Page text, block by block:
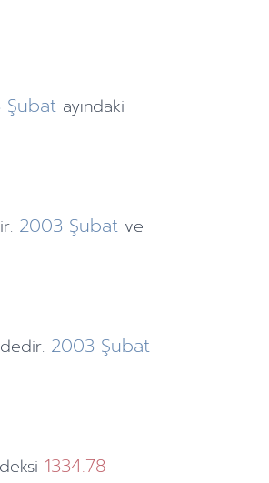
Şubat ayındaki
2003 Şubat ve
2003 Şubat
1334.78